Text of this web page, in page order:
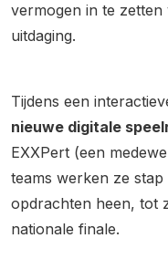
vermogen in te
uitdaging.
Tijdens een
nieuwe digitale
EXXPert (een
teams werken ze
opdrachten heen, tot
nationale finale.